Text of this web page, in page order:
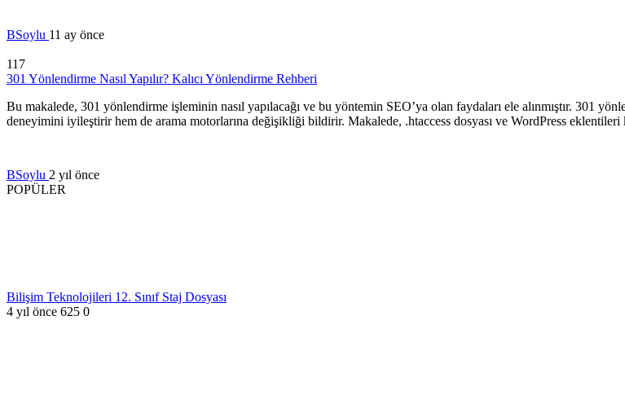
BSoylu 11 ay önce
117
301 Yönlendirme Nasıl Yapılır? Kalıcı Yönlendirme Rehberi
Bu makalede, 301 yönlendirme işleminin nasıl yapılacağı ve bu yöntemin SEO’ya olan faydaları ele alınmıştır. 301
deneyimini iyileştirir hem de arama motorlarına değişikliği bildirir. Makalede, .htaccess dosyası ve WordPress eklentileri
BSoylu 2 yıl önce
POPÜLER
Bilişim Teknolojileri 12. Sınıf Staj Dosyası
4 yıl önce 625 0